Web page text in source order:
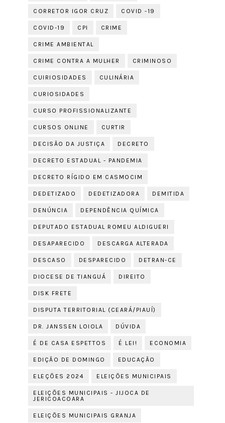
CORRETOR IGOR CRUZ COVID -19
COVID-19 CPI CRIME
CRIME AMBIENTAL
CRIME CONTRA A MULHER CRIMINOSO
CUIRIOSIDADES CULINÁRIA
CURIOSIDADES
CURSO PROFISSIONALIZANTE
CURSOS ONLINE CURTIR
DECISÃO DA JUSTIÇA DECRETO
DECRETO ESTADUAL - PANDEMIA
DECRETO RÍGIDO EM CASMOCIM
DEDETIZADO DEDETIZADORA DEMITIDA
DENÚNCIA DEPENDÊNCIA QUÍMICA
DEPUTADO ESTADUAL ROMEU ALDIGUERI
DESAPARECIDO DESCARGA ALTERADA
DESCASO DESPARECIDO DETRAN-CE
DIOCESE DE TIANGUÁ DIREITO
DISK FRETE
DISPUTA TERRITORIAL (CEARÁ/PIAUÍ)
DR. JANSSEN LOIOLA DÚVIDA
É DE CASA ESPETTOS É LEI! ECONOMIA
EDIÇÃO DE DOMINGO EDUCAÇÃO
ELEÇÕES 2024 ELEIÇÕES MUNICIPAIS
ELEIÇÕES MUNICIPAIS - JIJOCA DE
JERICOACOARA
ELEIÇÕES MUNICIPAIS GRANJA